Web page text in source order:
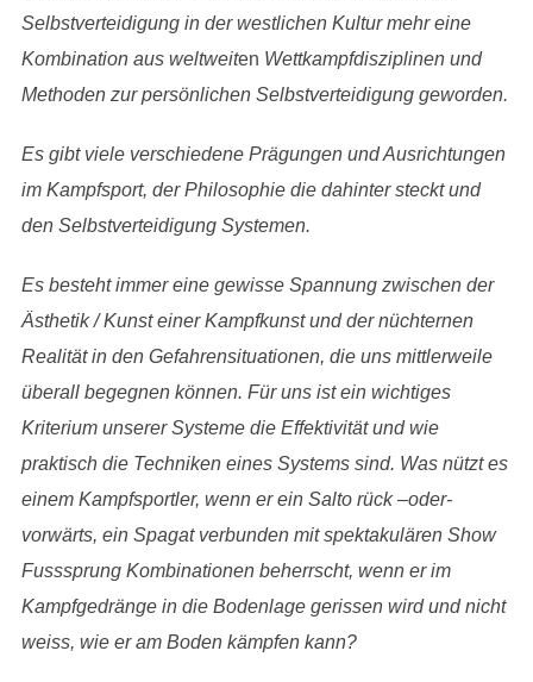
Selbstverteidigung in der westlichen Kultur mehr eine
Kombination aus weltweiten Wettkampfdisziplinen und
Methoden zur persönlichen Selbstverteidigung geworden.
Es gibt viele verschiedene Prägungen und Ausrichtungen
im Kampfsport, der Philosophie die dahinter steckt und
den Selbstverteidigung Systemen.
Es besteht immer eine gewisse Spannung zwischen der
Ästhetik / Kunst einer Kampfkunst und der nüchternen
Realität in den Gefahrensituationen, die uns mittlerweile
überall begegnen können. Für uns ist ein wichtiges
Kriterium unserer Systeme die Effektivität und wie
praktisch die Techniken eines Systems sind. Was nützt es
einem Kampfsportler, wenn er ein Salto rück –oder-
vorwärts, ein Spagat verbunden mit spektakulären Show
Fusssprung Kombinationen beherrscht, wenn er im
Kampfgedränge in die Bodenlage gerissen wird und nicht
weiss, wie er am Boden kämpfen kann?